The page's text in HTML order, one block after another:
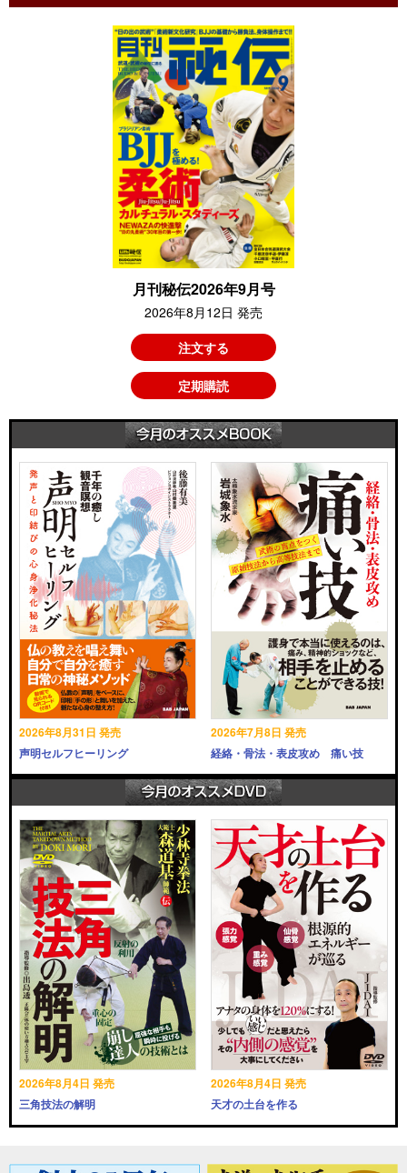
月刊秘伝2026年9月号
2026年8月12日 発売
注文する
定期購読
2026年8月31日 発売
声明セルフヒーリング
2026年7月8日 発売
経絡・骨法・表皮攻め 痛い技
2026年8月4日 発売
三角技法の解明
2026年8月4日 発売
天才の土台を作る